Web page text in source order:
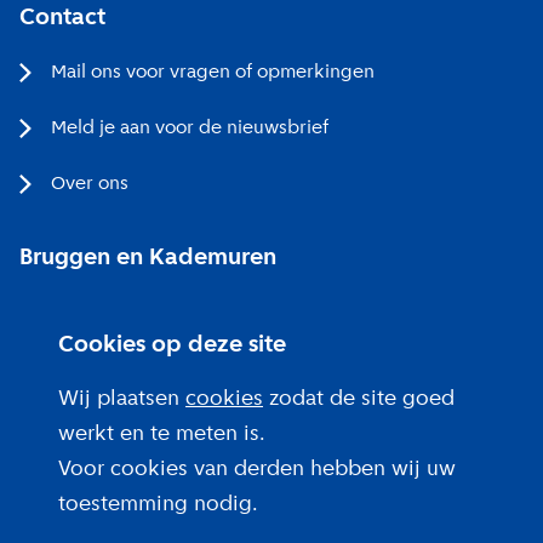
Cookies op deze site
Wij plaatsen cookies zodat de site goed
werkt en te meten is.
Voor cookies van derden hebben wij uw
toestemming nodig.
Contact
Mail ons voor vragen of opmerkingen
Meld je aan voor de nieuwsbrief
Over ons
Bruggen en Kademuren